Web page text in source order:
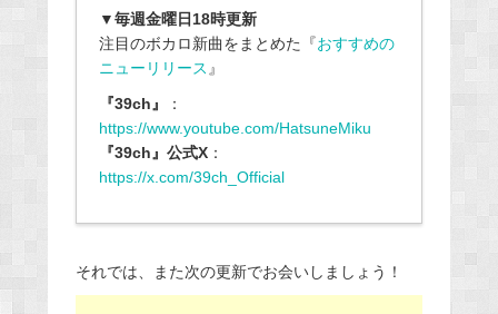
▼毎週金曜日18時更新
注目のボカロ新曲をまとめた『おすすめの
ニューリリース 』
『39ch』
：
https://www.youtube.com/HatsuneMiku
『39ch』公式X：
https://x.com/39ch_Official
それでは、また次の更新でお会いしましょう！